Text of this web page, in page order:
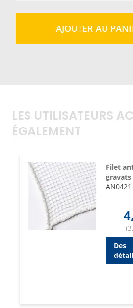
AJOUTER AU
LES UTILISATEURS
ÉGALEMENT
Filet
AN0421
(
Des